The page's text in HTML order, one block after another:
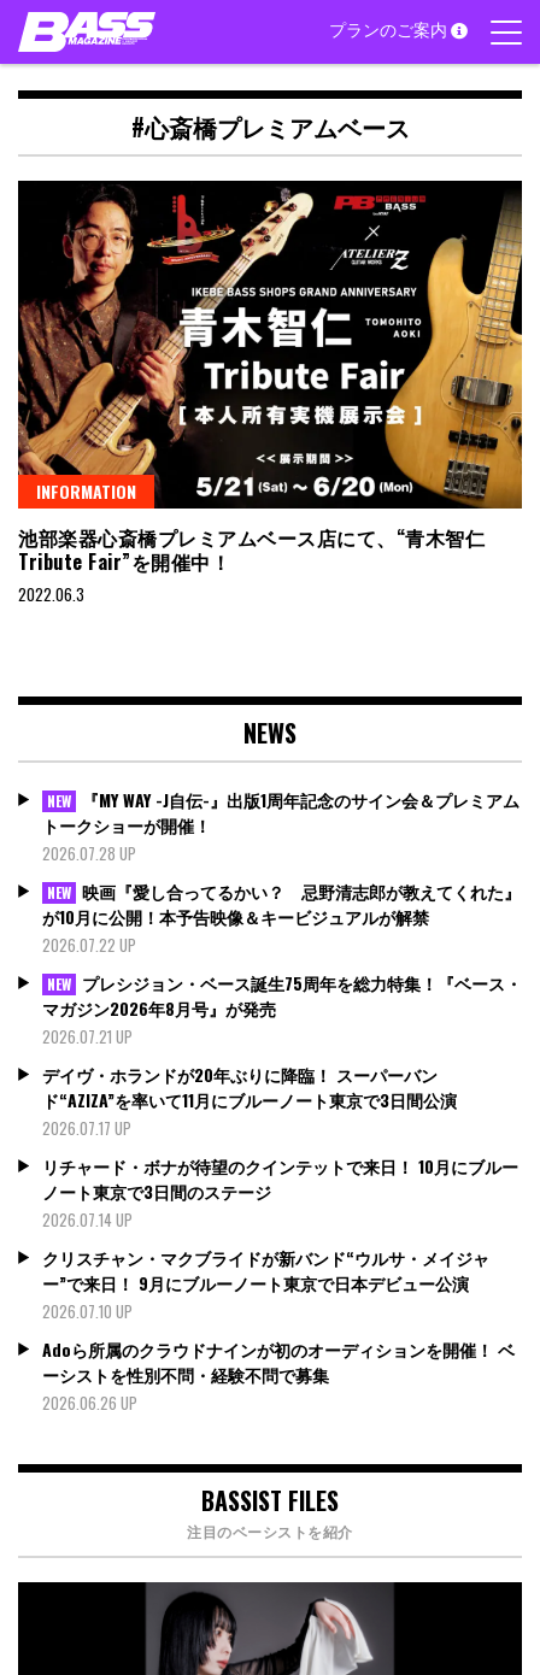
Skip
content
プランのご案内
#心斎橋プレミアムベース
INFORMATION
池部楽器心斎橋プレミアムベース店にて、“青木智仁
Tribute Fair”を開催中！
2022.06.3
NEWS
NEW
『MY WAY -J自伝-』出版1周年記念のサイン会＆プレミアム
トークショーが開催！
2026.07.28 UP
NEW 映画『愛し合ってるかい？ 忌野清志郎が教えてくれた』
が10月に公開！本予告映像＆キービジュアルが解禁
2026.07.22 UP
NEW プレシジョン・ベース誕生75周年を総力特集！『ベース・
マガジン2026年8月号』が発売
2026.07.21 UP
デイヴ・ホランドが20年ぶりに降臨！ スーパーバン
ド“AZIZA”を率いて11月にブルーノート東京で3日間公演
2026.07.17 UP
リチャード・ボナが待望のクインテットで来日！ 10月にブルー
ノート東京で3日間のステージ
2026.07.14 UP
クリスチャン・マクブライドが新バンド“ウルサ・メイジャ
ー”で来日！ 9月にブルーノート東京で日本デビュー公演
2026.07.10 UP
Adoら所属のクラウドナインが初のオーディションを開催！ ベ
ーシストを性別不問・経験不問で募集
2026.06.26 UP
BASSIST FILES
注目のベーシストを紹介